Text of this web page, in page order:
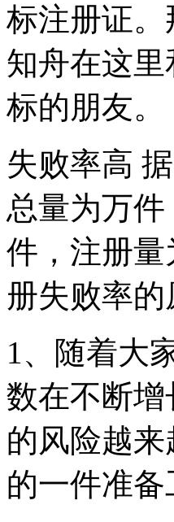
标注册证
知舟在这
标的朋友。
失败率高
总量为万
件，注册
册失败率
1、随着大
数在不断增
的风险越
的一件准备